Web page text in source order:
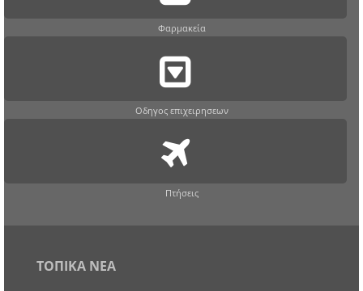
Φαρμακεία
Οδηγος επιχειρησεων
Πτήσεις
ΤΟΠΙΚΑ ΝΕΑ